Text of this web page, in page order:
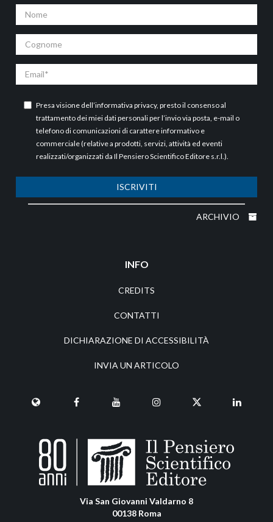
Nome
Cognome
Email
Presa visione dell’informativa privacy, presto il consenso al
trattamento dei miei dati personali per l’invio via posta, e-mail o
telefono di comunicazioni di carattere informativo e
commerciale (relative a prodotti, servizi, attività ed eventi
realizzati/organizzati da Il Pensiero Scientifico Editore s.r.l.).
ISCRIVITI
ARCHIVIO
INFO
CREDITS
CONTATTI
DICHIARAZIONE DI ACCESSIBILITÀ
INVIA UN ARTICOLO
Via San Giovanni Valdarno 8
00138 Roma